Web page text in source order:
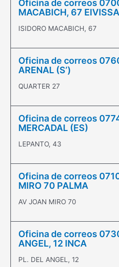
Oficina de correos
MACABICH, 67 EIVISSA
ISIDORO MACABICH, 67
Oficina de correos
ARENAL (S’)
QUARTER 27
Oficina de correos
MERCADAL (ES)
LEPANTO, 43
Oficina de correos
MIRO 70 PALMA
AV JOAN MIRO 70
Oficina de correos
ANGEL, 12 INCA
PL. DEL ANGEL, 12